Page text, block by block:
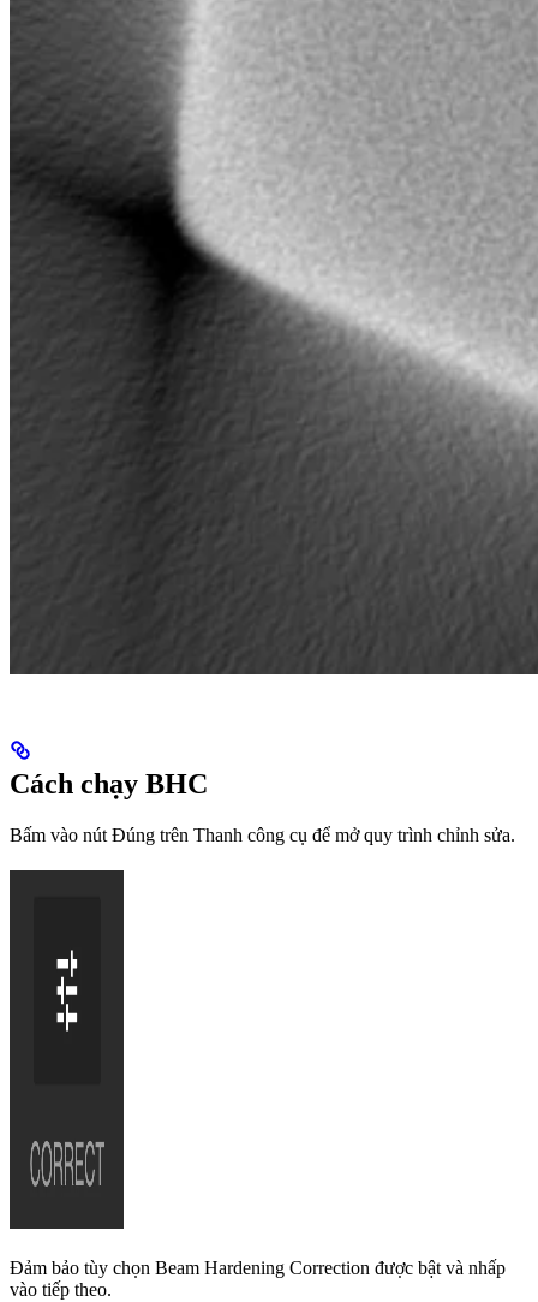
Cách chạy BHC
Bấm vào nút Đúng trên Thanh công cụ để mở quy trình chỉnh sửa.
Đảm bảo tùy chọn Beam Hardening Correction được bật và nhấp
vào tiếp theo.